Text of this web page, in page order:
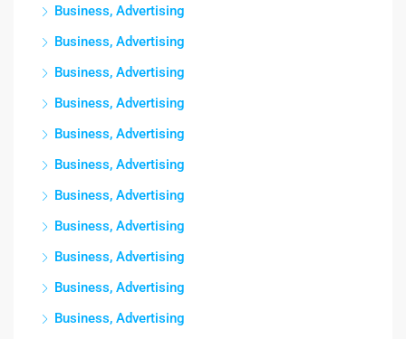
Business, Advertising
Business, Advertising
Business, Advertising
Business, Advertising
Business, Advertising
Business, Advertising
Business, Advertising
Business, Advertising
Business, Advertising
Business, Advertising
Business, Advertising